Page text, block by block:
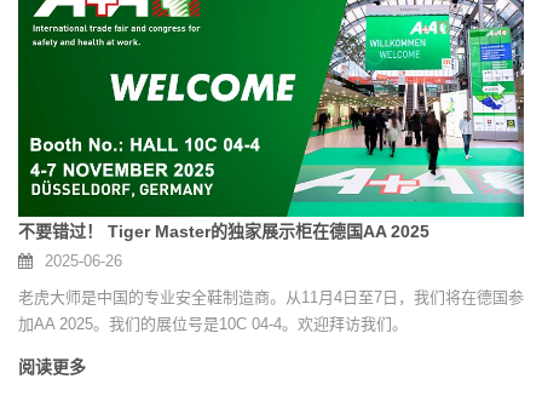
不要错过！ Tiger Master的独家展示柜在德国AA 2025
2025-06-26
老虎大师是中国的专业安全鞋制造商。从11月4日至7日，我们将在德国参
加AA 2025。我们的展位号是10C 04-4。欢迎拜访我们。
阅读更多